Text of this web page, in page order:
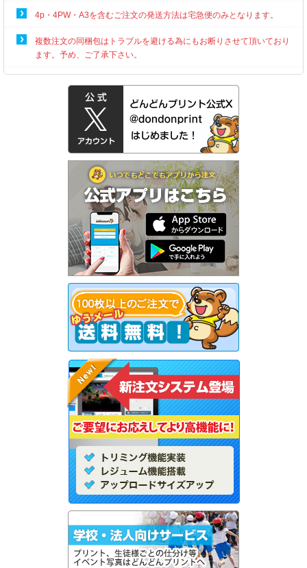
4p・4PW・A3を含むご注文の発送方法は宅急便のみとなります。
複数注文の同梱包はトラブルを避ける為にもお断りさせて頂いており
ます。予め、ご了承下さい。